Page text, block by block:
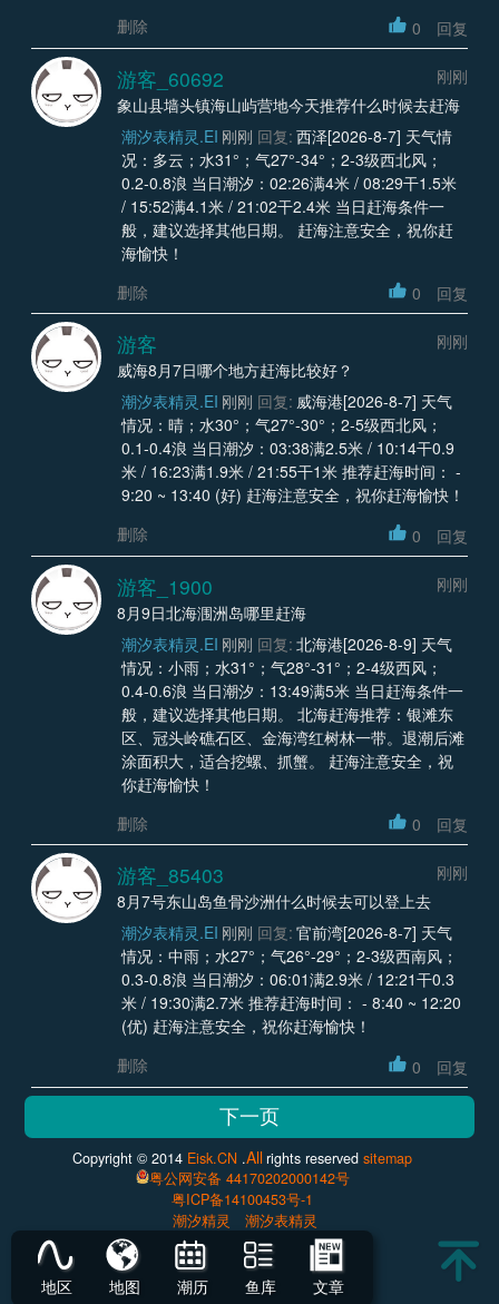
删除
0 回复
游客_60692
刚刚
象山县墙头镇海山屿营地今天推荐什么时候去赶海
潮汐表精灵.EI 刚刚 回复: 西泽[2026-8-7] 天气情
况：多云；水31°；气27°-34°；2-3级西北风；
0.2-0.8浪 当日潮汐：02:26满4米 / 08:29干1.5米
/ 15:52满4.1米 / 21:02干2.4米 当日赶海条件一
般，建议选择其他日期。 赶海注意安全，祝你赶
海愉快！
删除
0 回复
游客
刚刚
威海8月7日哪个地方赶海比较好？
潮汐表精灵.EI 刚刚 回复: 威海港[2026-8-7] 天气
情况：晴；水30°；气27°-30°；2-5级西北风；
0.1-0.4浪 当日潮汐：03:38满2.5米 / 10:14干0.9
米 / 16:23满1.9米 / 21:55干1米 推荐赶海时间： -
9:20 ~ 13:40 (好) 赶海注意安全，祝你赶海愉快！
删除
0 回复
游客_1900
刚刚
8月9日北海涠洲岛哪里赶海
潮汐表精灵.EI 刚刚 回复: 北海港[2026-8-9] 天气
情况：小雨；水31°；气28°-31°；2-4级西风；
0.4-0.6浪 当日潮汐：13:49满5米 当日赶海条件一
般，建议选择其他日期。 北海赶海推荐：银滩东
区、冠头岭礁石区、金海湾红树林一带。退潮后滩
涂面积大，适合挖螺、抓蟹。 赶海注意安全，祝
你赶海愉快！
删除
0 回复
游客_85403
刚刚
8月7号东山岛鱼骨沙洲什么时候去可以登上去
潮汐表精灵.EI 刚刚 回复: 官前湾[2026-8-7] 天气
情况：中雨；水27°；气26°-29°；2-3级西南风；
0.3-0.8浪 当日潮汐：06:01满2.9米 / 12:21干0.3
米 / 19:30满2.7米 推荐赶海时间： - 8:40 ~ 12:20
(优) 赶海注意安全，祝你赶海愉快！
删除
0 回复
Copyright © 2014 Eisk.CN .Allrights reservedsitemap
粤公网安备 44170202000142号
粤ICP备14100453号-1
潮汐精灵
潮汐表精灵
地区 地图 潮历 鱼库 文章